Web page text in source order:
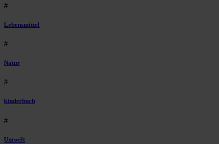
#
Lebensmittel
#
Natur
#
kinderbuch
#
Umwelt